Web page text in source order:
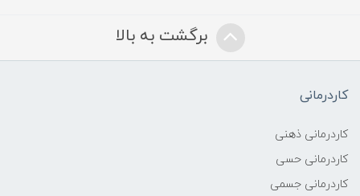
برگشت به بالا
کاردرمانی
کاردرمانی ذهنی
کاردرمانی حسی
کاردرمانی جسمی